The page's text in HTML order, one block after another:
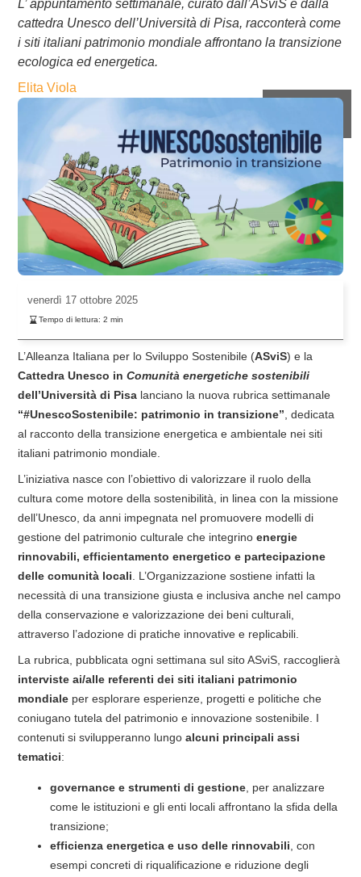
L’ appuntamento settimanale, curato dall’ASviS e dalla
cattedra Unesco dell’Università di Pisa, racconterà come
i siti italiani patrimonio mondiale affrontano la transizione
ecologica ed energetica.
Elita Viola
venerdì 17 ottobre 2025
Tempo di lettura:2 min
L’Alleanza Italiana per lo Sviluppo Sostenibile (ASviS) e la
Cattedra Unesco in Comunità energetiche sostenibili
dell’Università di Pisa lanciano la nuova rubrica settimanale
“#UnescoSostenibile: patrimonio in transizione” , dedicata
al racconto della transizione energetica e ambientale nei siti
italiani patrimonio mondiale.
L’iniziativa nasce con l’obiettivo di valorizzare il ruolo della
cultura come motore della sostenibilità, in linea con la missione
dell’Unesco, da anni impegnata nel promuovere modelli di
gestione del patrimonio culturale che integrino energie
rinnovabili, efficientamento energetico e partecipazione
delle comunità locali . L’Organizzazione sostiene infatti la
necessità di una transizione giusta e inclusiva anche nel campo
della conservazione e valorizzazione dei beni culturali,
attraverso l’adozione di pratiche innovative e replicabili.
La rubrica, pubblicata ogni settimana sul sito ASviS, raccoglierà
interviste ai/alle referenti dei siti italiani patrimonio
mondiale per esplorare esperienze, progetti e politiche che
coniugano tutela del patrimonio e innovazione sostenibile. I
contenuti si svilupperanno lungo alcuni principali assi
tematici:
governance e strumenti di gestione , per analizzare
come le istituzioni e gli enti locali affrontano la sfida della
transizione;
efficienza energetica e uso delle rinnovabili , con
esempi concreti di riqualificazione e riduzione degli